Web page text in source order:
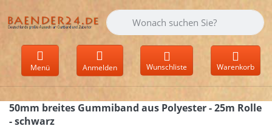
Geben Sie einen Suchbegriff ein.
Menü Anmelden Wunschliste Warenkorb
50mm breites Gummiband aus Polyester - 25m Rolle
- schwarz